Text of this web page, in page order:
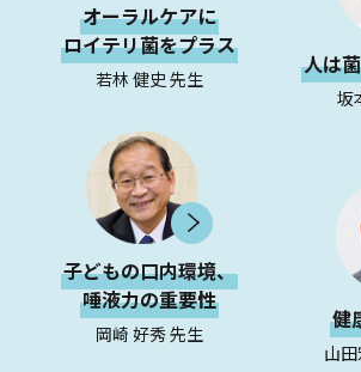
オーラルケアに
ロイテリ菌をプラス
若林 健史 先生
人は
坂
子どもの口内環境、
唾液力の重要性
岡崎 好秀 先生
健
山